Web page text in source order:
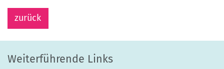
zurück
Weiterführende Links